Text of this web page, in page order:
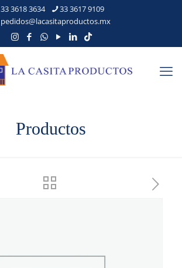
33 3618 3634
33 3617 9109
pedidos@lacasitaproductos.mx
Productos